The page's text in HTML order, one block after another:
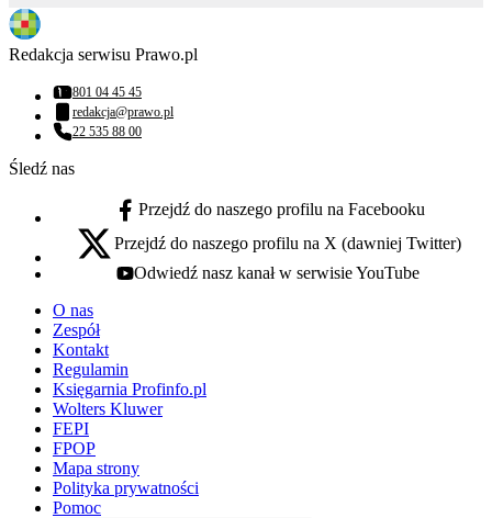
Redakcja serwisu Prawo.pl
Numer telefonu:
801 04 45 45
Adres email:
redakcja@prawo.pl
Numer telefonu:
22 535 88 00
Śledź nas
facebook - otwiera się w nowej karcie
Przejdź do naszego profilu na Facebooku
x - otwiera się w nowej karcie
Przejdź do naszego profilu na X (dawniej Twitter)
youtube - otwiera się w nowej karcie
Odwiedź nasz kanał w serwisie YouTube
O nas
Zespół
Kontakt
Regulamin
Księgarnia Profinfo.pl
Wolters Kluwer
FEPI
FPOP
Mapa strony
Polityka prywatności
Pomoc